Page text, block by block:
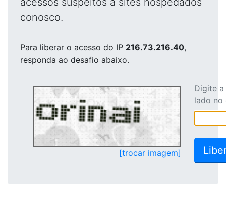
conosco.
Para liberar o acesso do IP 216.73.216.40,
responda ao desafio abaixo.
[trocar imagem]
Digite
lado no